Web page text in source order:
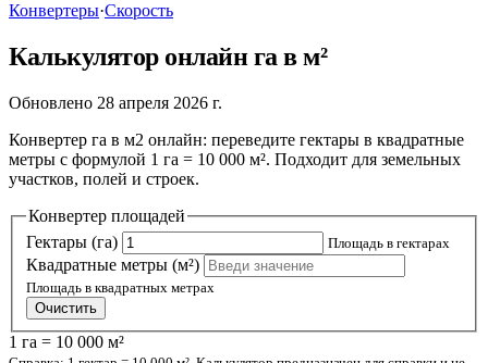
Конвертеры·Cкорость
Калькулятор онлайн га в м²
Обновлено 28 апреля 2026 г.
Конвертер га в м2 онлайн: переведите гектары в квадратные
метры с формулой 1 га = 10 000 м². Подходит для земельных
участков, полей и строек.
Конвертер площадей
Гектары (га)
Площадь в гектарах
Квадратные метры (м²)
Площадь в квадратных метрах
Очистить
1 га = 10 000 м²